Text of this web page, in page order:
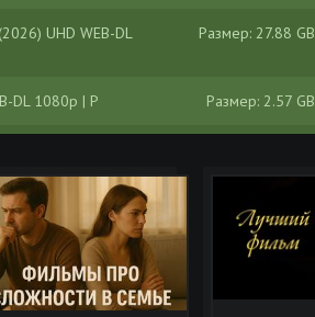
UHD WEB-DL
Размер: 27.88 GB
DL 1080p | P Размер: 2.57 GB
2160p | HDR10 | D Размер: 16.84 GB
WEB-DL 1080p от
Яроцкий | IMAX